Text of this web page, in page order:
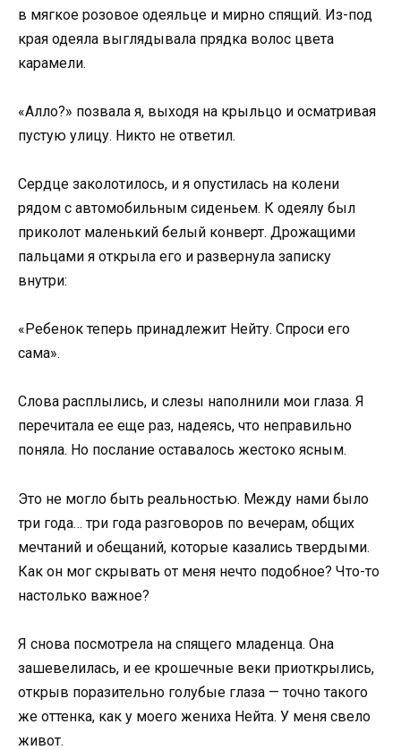
в мягкое розовое одеяльце и мирно спящий. Из-под
края одеяла выглядывала прядка волос цвета
карамели.
«Алло?» позвала я, выходя на крыльцо и осматривая
пустую улицу. Никто не ответил.
Сердце заколотилось, и я опустилась на колени
рядом с автомобильным сиденьем. К одеялу был
приколот маленький белый конверт. Дрожащими
пальцами я открыла его и развернула записку
внутри:
«Ребенок теперь принадлежит Нейту. Спроси его
сама».
Слова расплылись, и слезы наполнили мои глаза. Я
перечитала ее еще раз, надеясь, что неправильно
поняла. Но послание оставалось жестоко ясным.
Это не могло быть реальностью. Между нами было
три года… три года разговоров по вечерам, общих
мечтаний и обещаний, которые казались твердыми.
Как он мог скрывать от меня нечто подобное? Что-то
настолько важное?
Я снова посмотрела на спящего младенца. Она
зашевелилась, и ее крошечные веки приоткрылись,
открыв поразительно голубые глаза — точно такого
же оттенка, как у моего жениха Нейта. У меня свело
живот.